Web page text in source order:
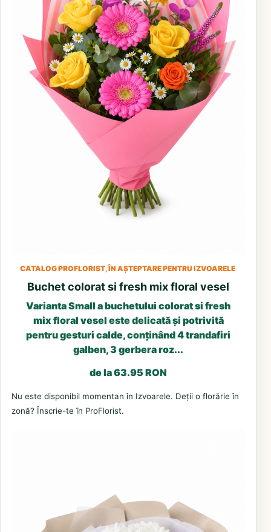
CATALOG PROFLORIST, ÎN AȘTEPTARE PENTRU IZVOARELE
Buchet colorat si fresh mix floral vesel
Varianta Small a buchetului colorat si fresh
mix floral vesel este delicată și potrivită
pentru gesturi calde, conținând 4 trandafiri
galben, 3 gerbera roz...
de la 63.95 RON
Nu este disponibil momentan în Izvoarele. Deții o florărie în
zonă? Înscrie-te în ProFlorist.